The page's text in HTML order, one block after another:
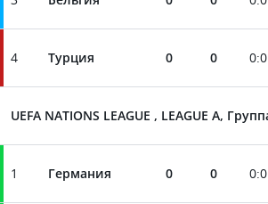
4 Турция 0 0 0:0
UEFA NATIONS LEAGUE , LEAGUE A,
1 Германия 0 0 0:0